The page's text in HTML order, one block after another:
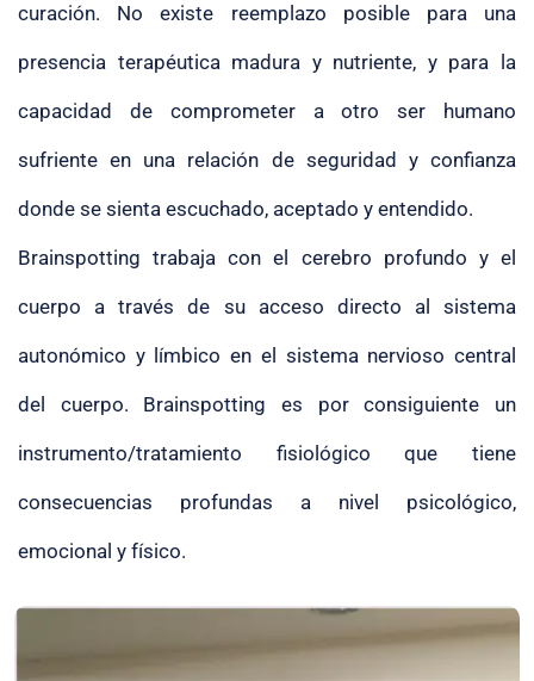
curación. No existe reemplazo posible para una
presencia terapéutica madura y nutriente, y para la
capacidad de comprometer a otro ser humano
sufriente en una relación de seguridad y confianza
donde se sienta escuchado, aceptado y entendido.
Brainspotting trabaja con el cerebro profundo y el
cuerpo a través de su acceso directo al sistema
autonómico y límbico en el sistema nervioso central
del cuerpo. Brainspotting es por consiguiente un
instrumento/tratamiento fisiológico que tiene
consecuencias profundas a nivel psicológico,
emocional y físico.